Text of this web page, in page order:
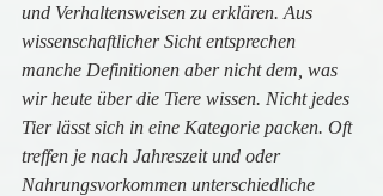
und Verhaltensweisen zu erklären. Aus
wissenschaftlicher Sicht entsprechen
manche Definitionen aber nicht dem, was
wir heute über die Tiere wissen. Nicht jedes
Tier lässt sich in eine Kategorie packen. Oft
treffen je nach Jahreszeit und oder
Nahrungsvorkommen unterschiedliche